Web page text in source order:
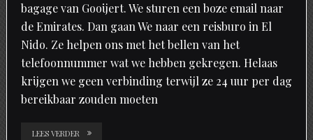
bagage van Gooijert. We sturen een boze email naar
de Emirates. Dan gaan We naar een reisburo in El
Nido. Ze helpen ons met het bellen van het
telefoonnummer wat we hebben gekregen. Helaas
krijgen we geen verbinding terwijl ze 24 uur per dag
bereikbaar zouden moeten
LEES VERDER